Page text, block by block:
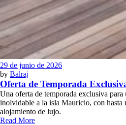
29 de junio de 2026
by Balraj
Oferta de Temporada
Una oferta de temporada exclusiva para
inolvidable a la isla Mauricio, con hasta
alojamiento de lujo.
Read More